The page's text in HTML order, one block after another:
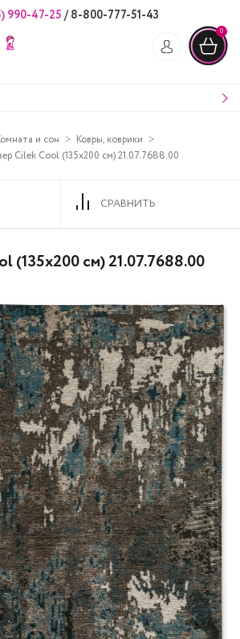
990-47-25 /8-800-777-51-43
0
и сон
Ковры, коврики
Cilek Cool (135х200 см) 21.07.7688.00
СРАВНИТЬ
(135х200 см) 21.07.7688.00